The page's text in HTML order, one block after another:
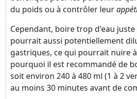
du poids ou à contrôler leur
Cependant, boire trop d'eau
pourrait aussi potentiellement
gastriques, ce qui pourrait nuire
pourquoi il est recommandé de
soit environ 240 à 480 ml (1 à 2
au moins 30 minutes avant de